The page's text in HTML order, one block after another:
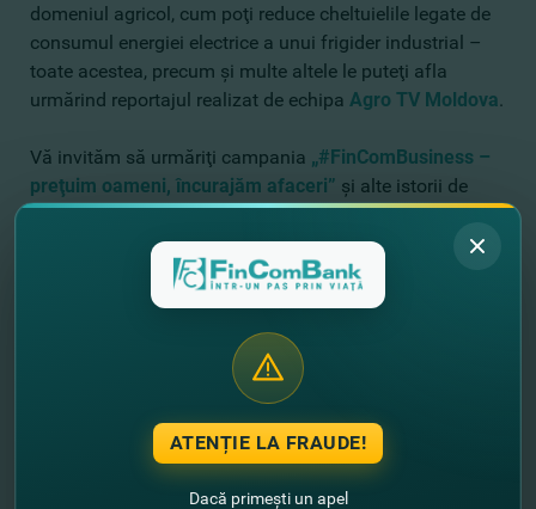
domeniul agricol, cum poţi reduce cheltuielile legate de
consumul energiei electrice a unui frigider industrial –
toate acestea, precum şi multe altele le puteţi afla
urmărind reportajul realizat de echipa Agro TV Moldova.
Vă invităm să urmăriţi campania „#FinComBusiness –
preţuim oameni, încurajăm afaceri” şi alte istorii de
succes ale antreprenorilor pe platformele FinComBank!
Alte noutăţi
ATENȚIE LA FRAUDE!
Dacă primești un apel